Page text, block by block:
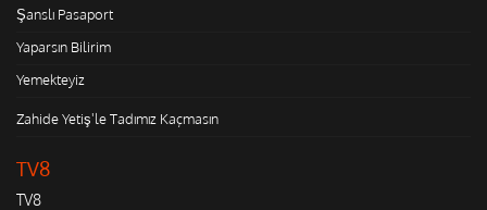
Şanslı Pasaport
Yaparsın Bilirim
Yemekteyiz
Zahide Yetiş'le Tadımız Kaçmasın
TV8
TV8